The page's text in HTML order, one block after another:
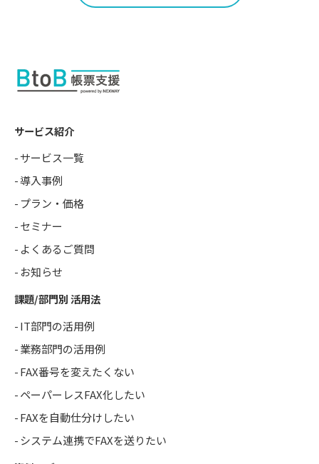
サービス紹介
サービス一覧
導入事例
プラン・価格
セミナー
よくあるご質問
お知らせ
課題/部門別 活用法
IT部門の活用例
業務部門の活用例
FAX番号を変えたくない
ペーパーレスFAX化したい
FAXを自動仕分けしたい
システム連携でFAXを送りたい